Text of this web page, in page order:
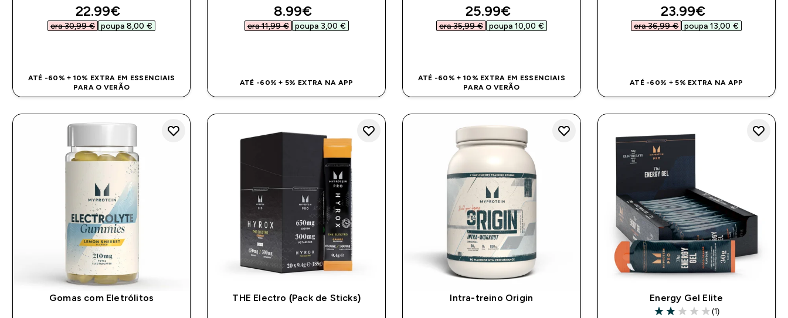
discounted price
22.99€‎
era 30,99 €‎ poupa 8,00 €‎
ATÉ -60% + 10% EXTRA EM ESSENCIAIS
PARA O VERÃO
discounted price
8.99€‎
era 11,99 €‎ poupa 3,00 €‎
ATÉ -60% + 5% EXTRA NA APP
discounted price
25.99€‎
era 35,99 €‎ poupa 10,00 €‎
ATÉ -60% + 10% EXTRA EM ESSENCIAIS
PARA O VERÃO
discounted price
23.99€‎
era 36,99 €‎ poupa 13,00 €‎
ATÉ -60% + 5% EXTRA NA APP
Gomas com Eletrólitos THE Electro (Pack de Sticks) Intra-treino Origin
Energy Gel Elite
(1)